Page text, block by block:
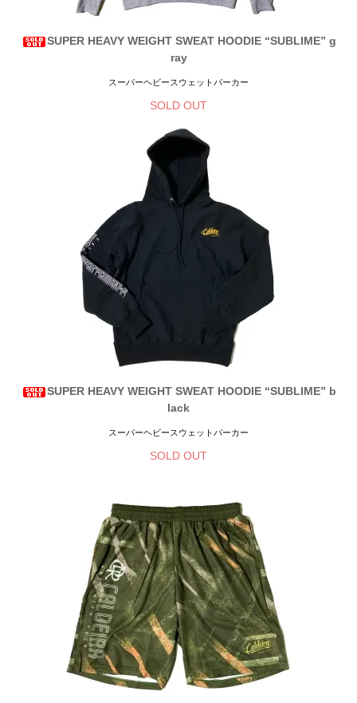
SUPER HEAVY WEIGHT SWEAT HOODIE “SUBLIME” g
ray
スーパーヘビースウェットパーカー
SOLD OUT
SUPER HEAVY WEIGHT SWEAT HOODIE “SUBLIME” b
lack
スーパーヘビースウェットパーカー
SOLD OUT